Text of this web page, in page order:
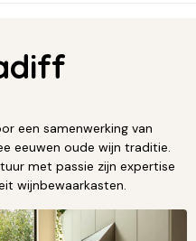
een samenwerking van
eeuwen oude wijn traditie.
met passie zijn expertise
wijnbewaarkasten.